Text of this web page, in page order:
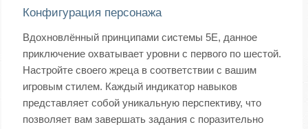
Конфигурация персонажа
Вдохновлённый принципами системы 5E, данное
приключение охватывает уровни с первого по шестой.
Настройте своего жреца в соответствии с вашим
игровым стилем. Каждый индикатор навыков
представляет собой уникальную перспективу, что
позволяет вам завершать задания с поразительно